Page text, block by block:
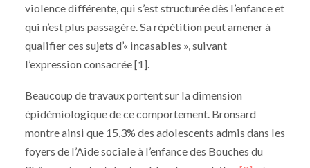
violence différente, qui s’est structurée dès l’enfance et
qui n’est plus passagère. Sa répétition peut amener à
qualifier ces sujets d’« incasables », suivant
l’expression consacrée [1].
Beaucoup de travaux portent sur la dimension
épidémiologique de ce comportement. Bronsard
montre ainsi que 15,3% des adolescents admis dans les
foyers de l’Aide sociale à l’enfance des Bouches du